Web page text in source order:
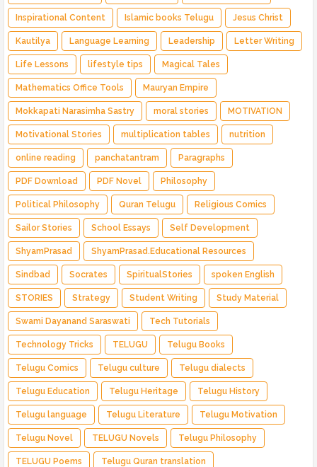
Inspirational Content Islamic books Telugu Jesus Christ
Kautilya Language Learning Leadership Letter Writing
Life Lessons lifestyle tips Magical Tales
Mathematics Office Tools Mauryan Empire
Mokkapati Narasimha Sastry moral stories MOTIVATION
Motivational Stories multiplication tables nutrition
online reading panchatantram Paragraphs
PDF Download PDF Novel Philosophy
Political Philosophy Quran Telugu Religious Comics
Sailor Stories School Essays Self Development
ShyamPrasad ShyamPrasad.Educational Resources
Sindbad Socrates SpiritualStories spoken English
STORIES Strategy Student Writing Study Material
Swami Dayanand Saraswati Tech Tutorials
Technology Tricks TELUGU Telugu Books
Telugu Comics Telugu culture Telugu dialects
Telugu Education Telugu Heritage Telugu History
Telugu language Telugu Literature Telugu Motivation
Telugu Novel TELUGU Novels Telugu Philosophy
TELUGU Poems Telugu Quran translation